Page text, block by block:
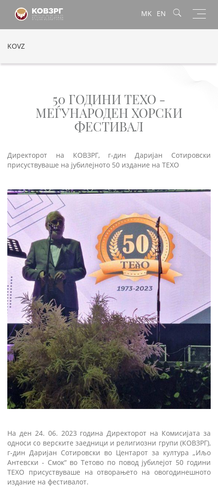
MK EN
KOVZ
50 ГОДИНИ ТЕХО -
МЕЃУНАРОДЕН ХОРСКИ
ФЕСТИВАЛ
Директорот на КОВЗРГ, г-дин Даријан Сотировски
присуствуваше на јубилејното 50 издание на ТЕХО
На ден 24. 06. 2023 година Директорот на Комисијата за
односи со верските заедници и религиозни групи (КОВЗРГ),
г-дин Даријан Сотировски во Центарот за култура „Иљо
Антевски - Смок“ во Тетово по повод јубилејот 50 години
ТЕХО присуствуваше на отворањето на овогодинешното
издание на фестивалот.